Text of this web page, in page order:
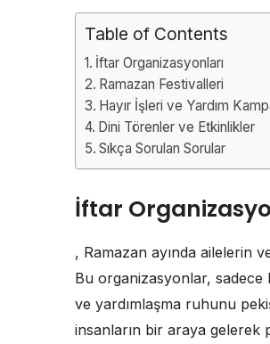
Table of Contents
İftar Organizasyonları
Ramazan Festivalleri
Hayır İşleri ve Yardım
Dini Törenler ve Etkinlikler
Sıkça Sorulan Sorular
İftar
, Ramazan ayında ailelerin
Bu organizasyonlar, sadece
ve yardımlaşma ruhunu
insanların bir araya gelerek